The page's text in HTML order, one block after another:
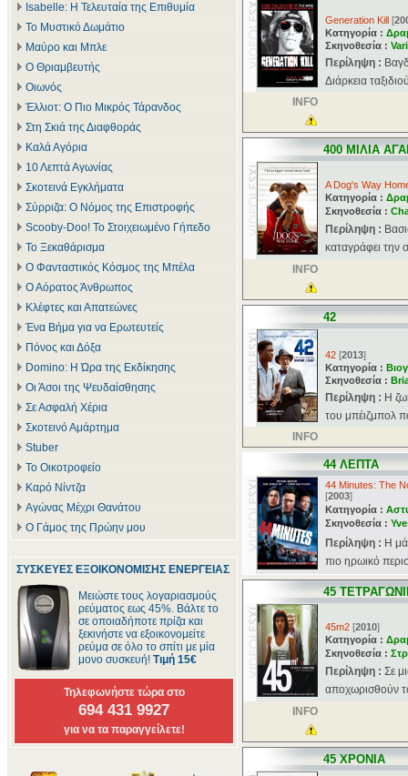
Isabelle: Η Τελευταία της Επιθυμία
Το Μυστικό Δωμάτιο
Μαύρο και Μπλε
Ο Θριαμβευτής
Οιωνός
Έλλιοτ: Ο Πιο Μικρός Τάρανδος
Στη Σκιά της Διαφθοράς
Καλά Αγόρια
10 Λεπτά Αγωνίας
Σκοτεινά Εγκλήματα
Σύρριζα: Ο Νόμος της Επιστροφής
Scooby-Doo! Το Στοιχειωμένο Γήπεδο
Το Ξεκαθάρισμα
Ο Φανταστικός Κόσμος της Μπέλα
Ο Αόρατος Άνθρωπος
Κλέφτες και Απατεώνες
Ένα Βήμα για να Ερωτευτείς
Πόνος και Δόξα
Domino: Η Ώρα της Εκδίκησης
Οι Άσοι της Ψευδαίσθησης
Σε Ασφαλή Χέρια
Σκοτεινό Αμάρτημα
Stuber
Το Οικοτροφείο
Καρό Νίντζα
Αγώνας Μέχρι Θανάτου
Ο Γάμος της Πρώην μου
ΣΥΣΚΕΥΕΣ ΕΞΟΙΚΟΝΟΜΙΣΗΣ ΕΝΕΡΓΕΙΑΣ
Μειώστε τους λογαριασμούς
ρεύματος εως 45%. Βάλτε το
σε οποιαδήποτε πρίζα και
ξεκινήστε να εξοικονομείτε
ρεύμα σε όλο το σπίτι με μία
μονο συσκευή! Τιμή 15€
Τηλεφωνήστε τώρα στο
694 431 9927
για να τα παραγγείλετε!
Generation Kill [
Κατηγορία :
Σκηνοθεσία :
Περίληψη :
Διάρκεια
INFO
400 ΜΙΛΙΑ
A Dog's Way
Κατηγορία :
Σκηνοθεσία :
Περίληψη :
καταγράφει την
INFO
42
42 [2013]
Κατηγορία :
Σκηνοθεσία :
Περίληψη : Η
του μπέιζμπολ
INFO
44 ΛΕΠΤΑ
44 Minutes: The
[2003]
Κατηγορία :
Σκηνοθεσία :
Περίληψη : Η
πιο ηρωικό
45
45m2 [2010]
Κατηγορία :
Σκηνοθεσία :
Περίληψη : Σε
αποχωρισθούν
INFO
45 ΧΡΟΝΙΑ